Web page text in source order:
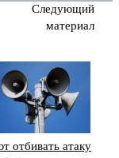
Следующий
материал
отбивать атаку